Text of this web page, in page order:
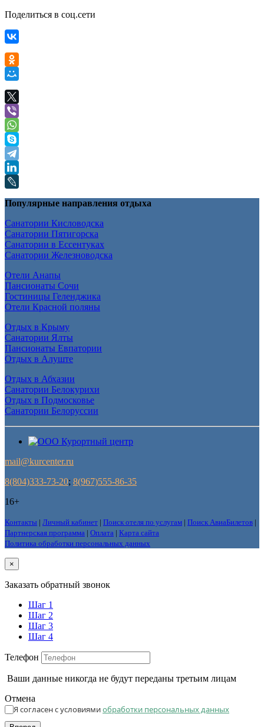
Поделиться в соц.сети
Популярные направления отдыха
Санатории Кисловодска
Санатории Пятигорска
Санатории в Ессентуках
Санатории Железноводска
Отели Анапы
Пансионаты Сочи
Гостиницы Геленджика
Отели Красной поляны
Отдых в Крыму
Санатории Ялты
Пансионаты Евпатории
Отдых в Алуште
Отдых в Абхазии
Санатории Белокурихи
Отдых в Подмосковье
Санатории Белоруссии
mail@kurcenter.ru
8(804)333-73-20; 8(967)555-86-35
16+
Контакты | Личный кабинет | Поиск отеля по услугам | Поиск АвиаБилетов |
Партнерская программа | Оплата | Карта сайта
Политика обработки персональных данных
×
Заказать обратный звонок
Шаг 1
Шаг 2
Шаг 3
Шаг 4
Телефон
Ваши данные никогда не будут переданы третьим лицам
Отмена
Я согласен с условиямиобработки персональных данных